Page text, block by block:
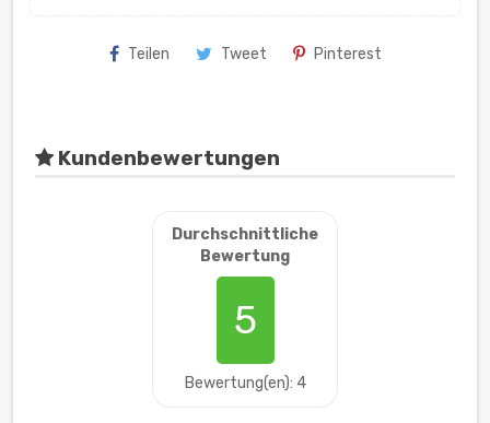
Teilen Tweet Pinterest
Kundenbewertungen
Durchschnittliche
Bewertung
5
Bewertung(en): 4